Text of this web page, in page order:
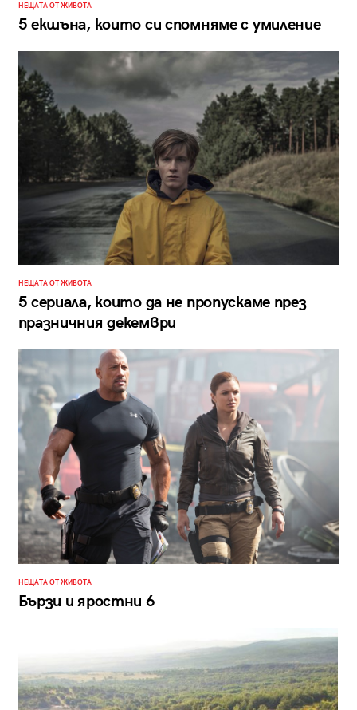
НЕЩАТА ОТ ЖИВОТА
5 екшъна, които си спомняме с умиление
НЕЩАТА ОТ ЖИВОТА
5 сериала, които да не пропускаме през
празничния декември
НЕЩАТА ОТ ЖИВОТА
Бързи и яростни 6